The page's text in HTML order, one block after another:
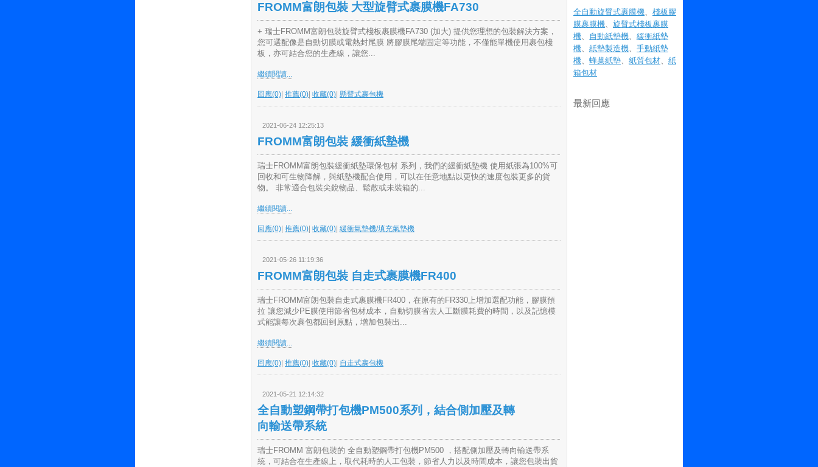
FROMM富朗包裝 大型旋臂式裹膜機FA730
+ 瑞士FROMM富朗包裝旋臂式棧板裹膜機FA730 (加大) 提供您理想的包裝解決方案，
您可選配像是自動切膜或電熱封尾膜 將膠膜尾端固定等功能，不僅能單機使用裹包棧
板，亦可結合您的生產線，讓您...
繼續閱讀...
回應(0) 推薦(0) 收藏(0) 懸臂式裹包機
2021-06-24 12:25:13
FROMM富朗包裝 緩衝紙墊機
瑞士FROMM富朗包裝緩衝紙墊環保包材 系列，我們的緩衝紙墊機 使用紙張為100%可
回收和可生物降解，與紙墊機配合使用，可以在任意地點以更快的速度包裝更多的貨
物。 非常適合包裝尖銳物品、鬆散或未裝箱的...
繼續閱讀...
回應(0) 推薦(0) 收藏(0) 緩衝氣墊機/填充氣墊機
2021-05-26 11:19:36
FROMM富朗包裝 自走式裹膜機FR400
瑞士FROMM富朗包裝自走式裹膜機FR400，在原有的FR330上增加選配功能，膠膜預
拉 讓您減少PE膜使用節省包材成本，自動切膜省去人工斷膜耗費的時間，以及記憶模
式能讓每次裹包都回到原點，增加包裝出...
繼續閱讀...
回應(0) 推薦(0) 收藏(0) 自走式裹包機
2021-05-21 12:14:32
全自動塑鋼帶打包機PM500系列，結合側加壓及轉
向輸送帶系統
瑞士FROMM 富朗包裝的 全自動塑鋼帶打包機PM500 ，搭配側加壓及轉向輸送帶系
統，可結合在生產線上，取代耗時的人工包裝，節省人力以及時間成本，讓您包裝出貨
全自動旋臂式裹膜機、 棧板膠
膜裹膜機、 旋臂式棧板裹膜
機、 自動紙墊機、 緩衝紙墊
機、 紙墊製造機、 手動紙墊
機、 蜂巢紙墊、 紙質包材、 紙
箱包材
最新回應